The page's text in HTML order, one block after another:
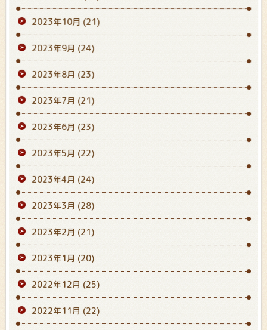
2023年10月 (21)
2023年9月 (24)
2023年8月 (23)
2023年7月 (21)
2023年6月 (23)
2023年5月 (22)
2023年4月 (24)
2023年3月 (28)
2023年2月 (21)
2023年1月 (20)
2022年12月 (25)
2022年11月 (22)